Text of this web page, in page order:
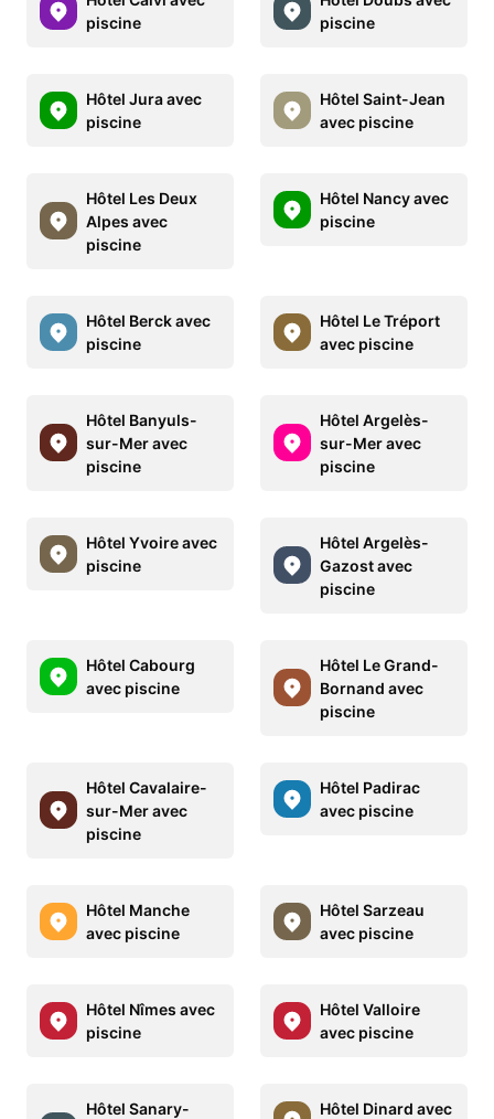
piscine
piscine
Hôtel Jura avec
piscine
Hôtel Saint-Jean
avec piscine
Hôtel Les Deux
Alpes avec
piscine
Hôtel Nancy avec
piscine
Hôtel Berck avec
piscine
Hôtel Le Tréport
avec piscine
Hôtel Banyuls-
sur-Mer avec
piscine
Hôtel Argelès-
sur-Mer avec
piscine
Hôtel Yvoire avec
piscine
Hôtel Argelès-
Gazost avec
piscine
Hôtel Cabourg
avec piscine
Hôtel Le Grand-
Bornand avec
piscine
Hôtel Cavalaire-
sur-Mer avec
piscine
Hôtel Padirac
avec piscine
Hôtel Manche
avec piscine
Hôtel Sarzeau
avec piscine
Hôtel Nîmes avec
piscine
Hôtel Valloire
avec piscine
Hôtel Sanary-
Hôtel Dinard avec